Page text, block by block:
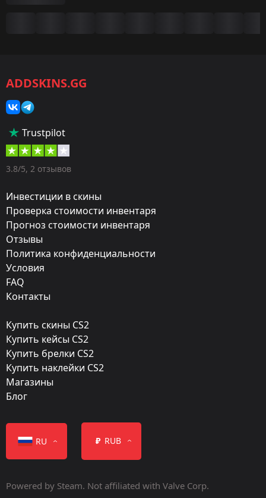
Категория:
Скины
Пистолеты-пулемёты
Оружие:
Exterior:
Поношенное
Сопроцессор
Finish catalog:
Популярность:
85 %
Дата релиза:
ADDSKINS.GG
Trustpilot
3.8/5, 2 отзывов
Инвестиции в скины
Проверка стоимости инвентаря
Прогноз стоимости инвентаря
Отзывы
Политика конфиденциальности
Условия
FAQ
Контакты
Купить скины CS2
Купить кейсы CS2
Купить брелки CS2
Купить наклейки CS2
Магазины
Блог
RU ₽ RUB
Powered by Steam. Not affiliated with Valve Corp.